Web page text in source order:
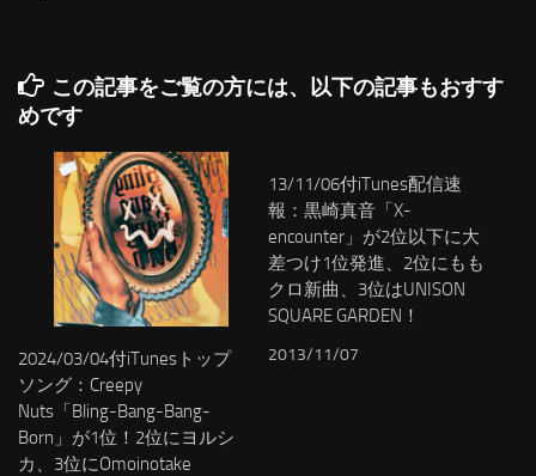
この記事をご覧の方には、以下の記事もおすす
めです
2024/03/04付iTunesトップ
ソング：Creepy
Nuts「Bling-Bang-Bang-
Born」が1位！2位にヨルシ
カ、3位にOmoinotake
13/11/06付iTunes配信速
報：黒崎真音「X-
encounter」が2位以下に大
差つけ1位発進、2位にもも
クロ新曲、3位はUNISON
SQUARE GARDEN！
2013/11/07